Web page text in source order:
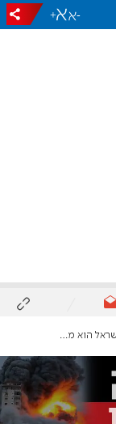
-
+
יותר מעזה